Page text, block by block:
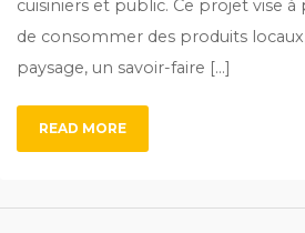
cuisiniers et public. Ce projet vise
de consommer des produits
paysage, un savoir-faire [...]
READ MORE